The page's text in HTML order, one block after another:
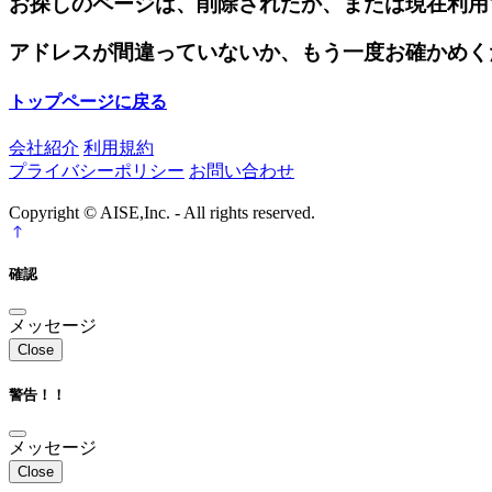
アドレスが間違っていないか、もう一度お確かめ
トップページに戻る
会社紹介 利用規約
プライバシーポリシー お問い合わせ
Copyright © AISE,Inc. - All rights reserved.
確認
メッセージ
Close
警告！！
メッセージ
Close